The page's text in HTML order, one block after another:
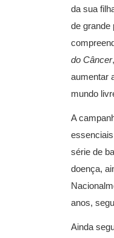
da sua
de grande
do Câncer
aumentar
mundo
A
série de
doença,
anos,
Ainda